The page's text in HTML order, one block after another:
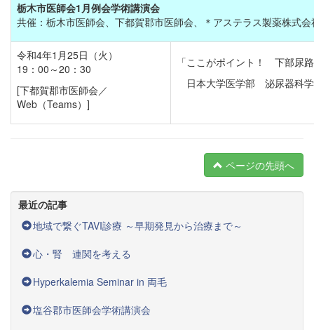
栃木市医師会1月例会学術講演会
共催：栃木市医師会、下都賀郡市医師会、＊アステラス製薬株式
令和4年1月25日（火）
19：00～20：30
[下都賀郡市医師会／
Web（Teams）]
「ここがポイント！ 下部尿
日本大学医学部 泌尿器科
ページの先頭へ
最近の記事
地域で繋ぐTAVI診療 ～早期発見から治療まで～
心・腎 連関を考える
Hyperkalemia Seminar in 両毛
塩谷郡市医師会学術講演会